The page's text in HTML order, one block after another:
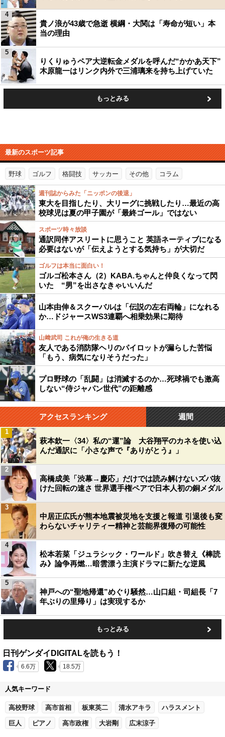
貴ノ浪が43歳で急逝 横綱・大関は「寿命が短い」本
当の理由
4
りくりゅうペア大逆転金メダルを呼んだ“かかあ天下”
木原龍一はリンク内外で三浦璃来を持ち上げていた
5
もっとみる
最新のスポーツ記事
野球 ゴルフ 格闘技 サッカー その他 コラム
週刊誌からみた「ニッポンの後退」
東大を目指したり、大リーグに挑戦したり…最近の高
校球児は夏の甲子園が「最終ゴール」ではない
スポーツ時々放談
通訳同伴アスリートに思うこと 英語ネーティブになる
必要はないが「伝えようとする気持ち」が大切だ
ゴルフは本当に面白い！
ゴルゴ松本さん（2）KABA.ちゃんと仲良くなって閃
いた “男”を出さなきゃいいんだ
山本由伸＆スクーバルは「伝説の左右両輪」になれる
か…ドジャースWS3連覇へ相乗効果に期待
山﨑武司 これが俺の生きる道
友人である消防隊ヘリのパイロットが漏らした苦悩
「もう、病気になりそうだった」
プロ野球の「乱闘」は消滅するのか…死球禍でも激高
しない“侍ジャパン世代”の距離感
アクセスランキング 週間
萩本欽一〈34〉私の“運”論 大谷翔平のカネを使い込
んだ通訳に「小さな声で『ありがとう』」
1
高橋成美「渋幕→慶応」だけでは読み解けないズバ抜
けた回転の速さ 世界選手権ペアで日本人初の銅メダル
2
中居正広氏が熊本地震被災地を支援と報道 引退後も変
わらないチャリティー精神と芸能界復帰の可能性
3
松本若菜「ジュラシック・ワールド」吹き替え《棒読
み》論争再燃…暗雲漂う主演ドラマに新たな逆風
4
神戸への“聖地帰還”めぐり騒然…山口組・司組長「7
年ぶりの里帰り」は実現するか
5
もっとみる
日刊ゲンダイDIGITALを読もう！
6.6万 18.5万
人気キーワード
高校野球 高市首相 板東英二 清水アキラ ハラスメント
巨人 ピアノ 高市政権 大岩剛 広末涼子